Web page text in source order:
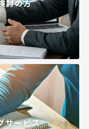
討の方
サービス